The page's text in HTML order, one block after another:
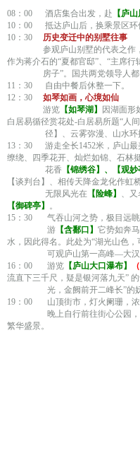
08：00 酒店集合出发，赴 【庐
10：00 抵达庐山后，换乘景区环
10：30 历史变迁中的别墅往事
参观庐山别墅的代表之作，
作为蒋介石的“夏都官邸”、“主席行
房子”。国共两党领导人都曾
11：30 自由中餐后休整一下。
12：30 如琴如画，心境如仙
游览 【如琴湖】
因湖面形
白居易循径赏花处-白居易所题“人
径】、云雾弥漫、山水环
13：30 游走全长1452米，庐山最
缭绕、四季花开、灿烂如锦、石林
花香 【锦绣谷】、【观妙
【谈判台】、相传天降金龙化作虹
无限风光在 【险峰】 、
【御碑亭】 。
15：30 气吞山河之势，极目远
游 【含鄱口】 它势如奔
水，因此得名。此处为“湖光山色
可观庐山第一高峰—大汉
16：00 游览 【庐山大口瀑布】
流直下三千尺，疑是银河落九天”
光，金阙前开二峰长”的妩
19：00 山顶街市，灯火阑珊，
晚上自行前往街心公园，感
繁华盛景。